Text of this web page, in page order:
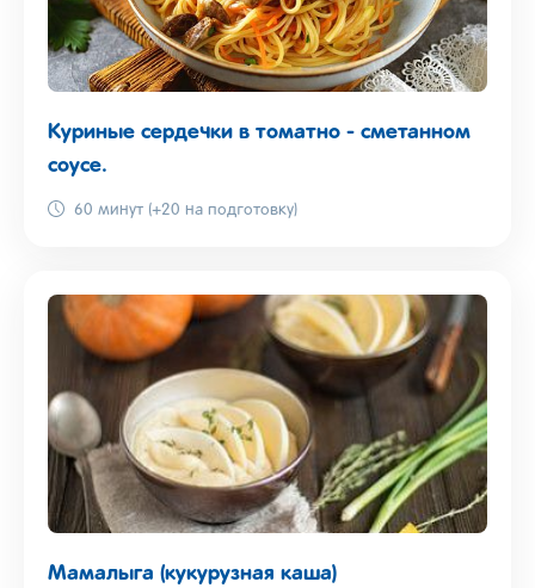
Куриные сердечки в томатно - сметанном
соусе.
60 минут (+20 на подготовку)
Мамалыга (кукурузная каша)